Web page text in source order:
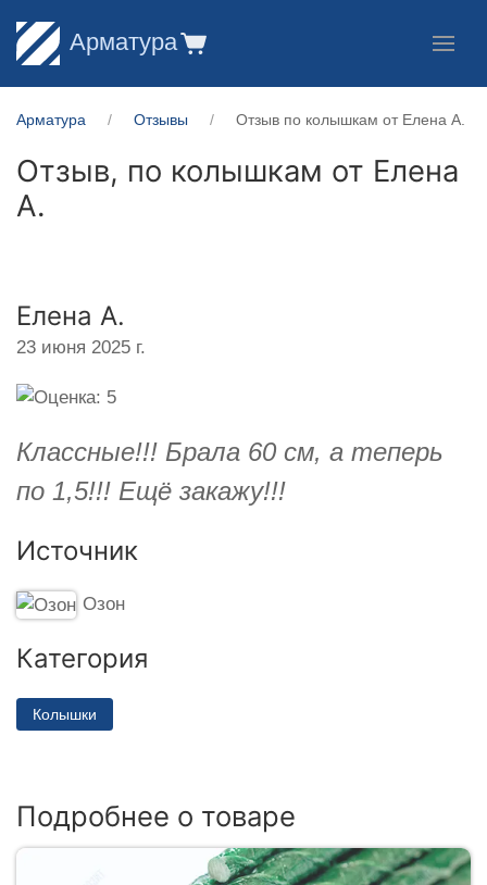
Арматура
Арматура Отзывы Отзыв по колышкам от Елена А.
Отзыв, по колышкам от Елена
А.
Елена А.
23 июня 2025 г.
Классные!!! Брала 60 см, а теперь
по 1,5!!! Ещё закажу!!!
Источник
Озон
Категория
Колышки
Подробнее о товаре